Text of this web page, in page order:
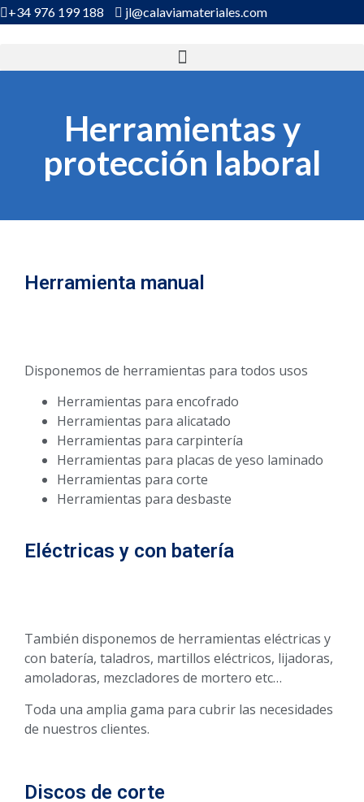
+34 976 199 188 jl@calaviamateriales.com
Herramientas y
protección laboral
Herramienta manual
Disponemos de herramientas para todos usos
Herramientas para encofrado
Herramientas para alicatado
Herramientas para carpintería
Herramientas para placas de yeso laminado
Herramientas para corte
Herramientas para desbaste
Eléctricas y con batería
También disponemos de herramientas eléctricas y
con batería, taladros, martillos eléctricos, lijadoras,
amoladoras, mezcladores de mortero etc…
Toda una amplia gama para cubrir las necesidades
de nuestros clientes.
Discos de corte